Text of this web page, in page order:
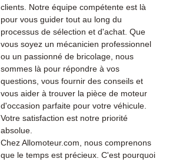
clients. Notre équipe compétente est là
pour vous guider tout au long du
processus de sélection et d'achat. Que
vous soyez un mécanicien professionnel
ou un passionné de bricolage, nous
sommes là pour répondre à vos
questions, vous fournir des conseils et
vous aider à trouver la pièce de moteur
d'occasion parfaite pour votre véhicule.
Votre satisfaction est notre priorité
absolue.
Chez Allomoteur.com, nous comprenons
que le temps est précieux. C'est pourquoi